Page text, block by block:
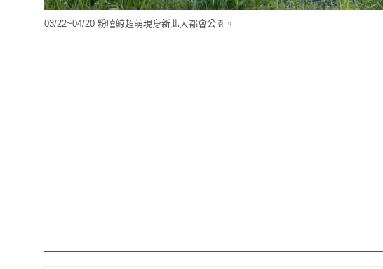
03/22~04/20 粉嘻鯨超萌現身新北大都會公園。